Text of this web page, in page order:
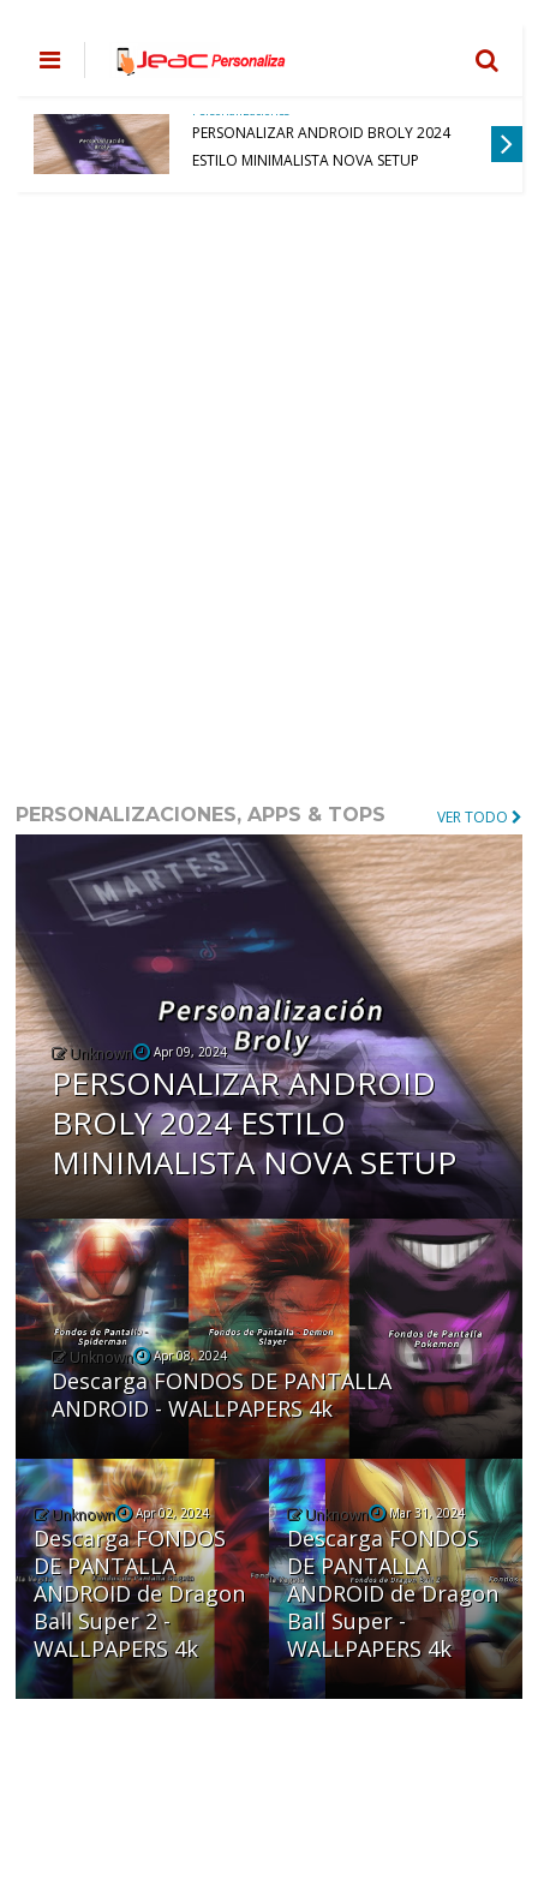
Personalizaciones
PERSONALIZAR ANDROID BROLY 2024
ESTILO MINIMALISTA NOVA SETUP
PERSONALIZACIONES, APPS & TOPS VER TODO
Unknown Apr 09, 2024
PERSONALIZAR ANDROID
BROLY 2024 ESTILO
MINIMALISTA NOVA SETUP
Unknown Apr 08, 2024
Descarga FONDOS DE PANTALLA
ANDROID - WALLPAPERS 4k
Unknown Apr 02, 2024
Descarga FONDOS
DE PANTALLA
ANDROID de Dragon
Ball Super 2 -
WALLPAPERS 4k
Unknown Mar 31, 2024
Descarga FONDOS
DE PANTALLA
ANDROID de Dragon
Ball Super -
WALLPAPERS 4k